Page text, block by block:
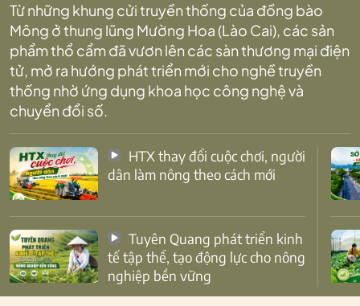
Từ những khung cửi truyền thống của đồng bào
Mông ở thung lũng Mường Hoa (Lào Cai), các sản
phẩm thổ cẩm đã vươn lên các sàn thương mại điện
tử, mở ra hướng phát triển mới cho nghề truyền
thống nhờ ứng dụng khoa học công nghệ và
chuyển đổi số.
dân làm nông theo cách mới
tế tập thể, tạo động lực cho nông
nghiệp bền vững